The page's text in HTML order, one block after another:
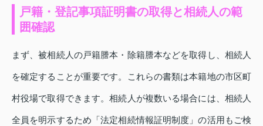
戸籍・登記事項証明書の取得と相続人の範
囲確認
まず、被相続人の戸籍謄本・除籍謄本などを取得し、相続人
を確定することが重要です。これらの書類は本籍地の市区町
村役場で取得できます。相続人が複数いる場合には、相続人
全員を明示するため「法定相続情報証明制度」の活用もご検